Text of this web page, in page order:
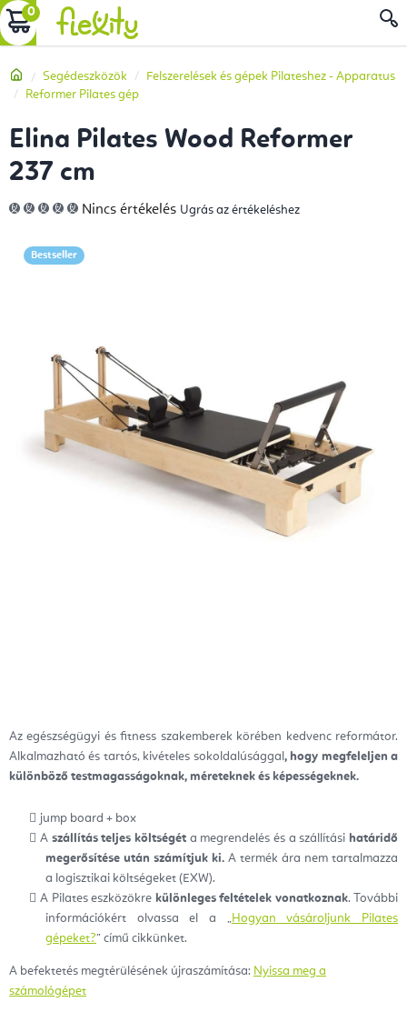
Ugrás
a
tartalomhoz
KOSÁR
Kezdőlap
Segédeszközök
Felszerelések és gépek Pilateshez - Apparatus
Reformer Pilates gép
Az egészségügyi és fitness szakemberek körében kedvenc reformátor.
Alkalmazható és tartós, kivételes sokoldalúsággal , hogy megfeleljen a
különböző testmagasságoknak, méreteknek és képességeknek.
jump board + box
A szállítás teljes költségét a megrendelés és a szállítási határidő
megerősítése után számítjuk ki. A termék ára nem tartalmazza
a logisztikai költségeket (EXW).
A Pilates eszközökre különleges feltételek vonatkoznak. További
információkért olvassa el a „Hogyan vásároljunk Pilates
gépeket?” című cikkünket.
A befektetés megtérülésének újraszámítása: Nyissa meg a
számológépet
Elina Pilates Wood Reformer
237 cm
A
termék
5-
ből
Nincs értékelés Ugrás az értékeléshez
Bestseller